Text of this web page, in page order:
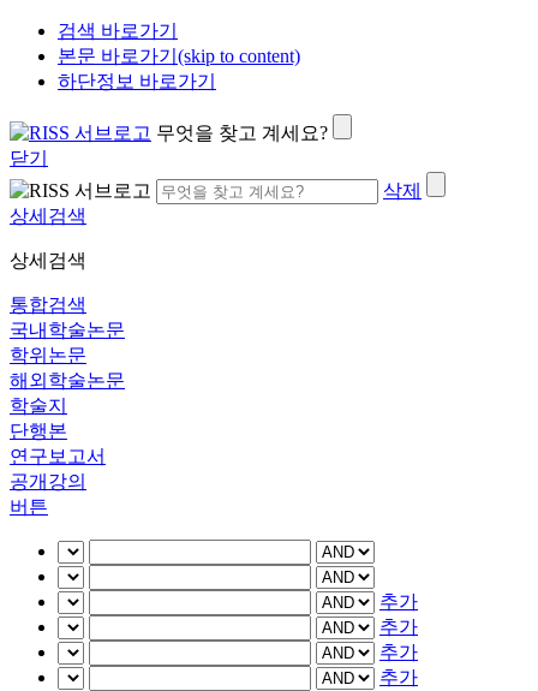
검색 바로가기
본문 바로가기(skip to content)
하단정보 바로가기
무엇을 찾고 계세요?
닫기
삭제
상세검색
상세검색
통합검색
국내학술논문
학위논문
해외학술논문
학술지
단행본
연구보고서
공개강의
버튼
추가
추가
추가
추가